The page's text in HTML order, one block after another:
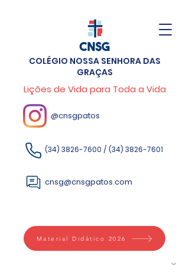
COLÉGIO NOSSA SENHORA DAS
GRAÇAS
Lições de Vida para Toda a Vida
@cnsgpatos
(34) 3826-7600 / (34) 3826-7601
cnsg@cnsgpatos.com
Material Didático 2026